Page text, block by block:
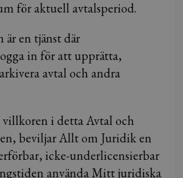
för aktuell avtalsperiod.
en tjänst där
in för att upprätta,
avtal och andra
i detta Avtal och
beviljar Allt om Juridik en
icke-underlicensierbar
använda Mitt juridiska